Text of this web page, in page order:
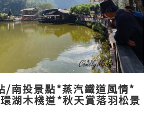
/南投景點*蒸汽鐵道風情*
湖木棧道*秋天賞落羽松景